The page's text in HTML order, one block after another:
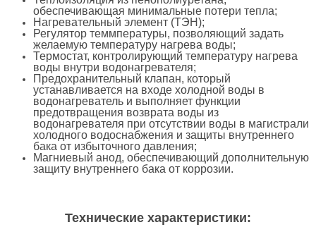
обеспечивающая минимальные потери тепла;
Нагревательный элемент (ТЭН);
Регулятор теммпературы, позволяющий задать
желаемую температуру нагрева воды;
Термостат, контролирующий температуру нагрева
воды внутри водонагревателя;
Предохранительный клапан, который
устанавливается на входе холодной воды в
водонагреватель и выполняет функции
предотвращения возврата воды из
водонагревателя при отсутствии воды в магистрали
холодного водоснабжения и защиты внутреннего
бака от избыточного давления;
Магниевый анод, обеспечивающий дополнительную
защиту внутреннего бака от коррозии.
Технические характеристики: